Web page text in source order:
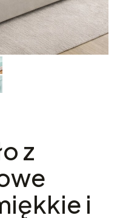
z
i